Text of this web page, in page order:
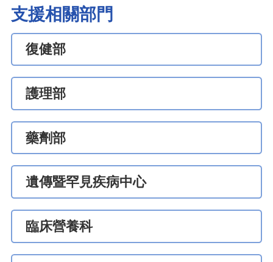
支援相關部門
復健部
護理部
藥劑部
遺傳暨罕見疾病中心
臨床營養科